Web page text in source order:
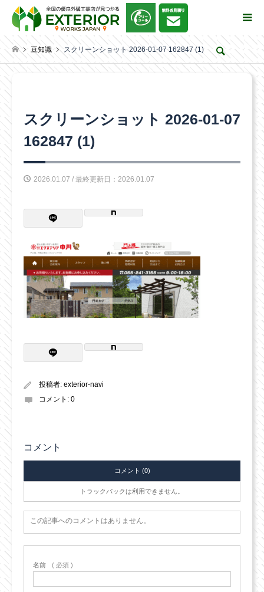
検索
豆知識 スクリーンショット 2026-01-07 162847 (1)
スクリーンショット 2026-01-07
162847 (1)
2026.01.07 / 最終更新日：2026.01.07
投稿者: exterior-navi
コメント: 0
コメント
コメント (0)
トラックバックは利用できません。
この記事へのコメントはありません。
名前 ( 必須 )